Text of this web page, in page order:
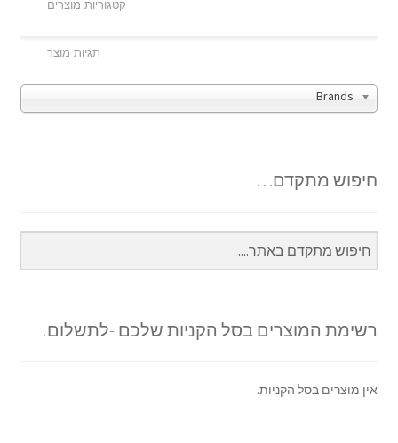
Brands
חיפוש מתקדם…
רשימת המוצרים בסל הקניות שלכם -לתשלום!
אין מוצרים בסל הקניות.